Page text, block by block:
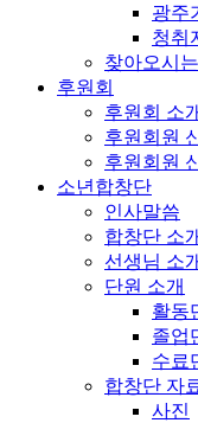
광주
청취
찾아오시
후원회
후원회 소
후원회원
후원회원
소년합창단
인사말씀
합창단 소
선생님 소
단원 소개
활동
졸업
수료
합창단 자
사진